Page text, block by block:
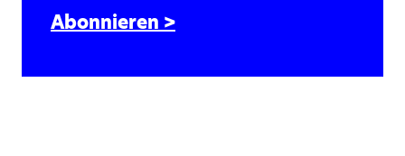
Abonnieren >